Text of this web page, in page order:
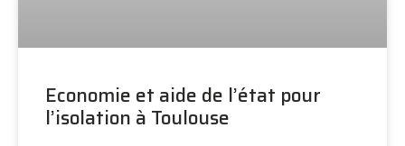
Economie et aide de l’état pour
l’isolation à Toulouse